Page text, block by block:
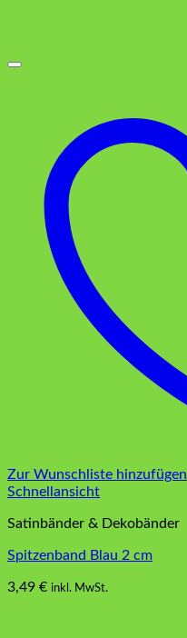
Zur Wunschliste hinzufügen
Schnellansicht
Satinbänder & Dekobänder
Spitzenband Blau 2 cm
3,49 € inkl. MwSt.